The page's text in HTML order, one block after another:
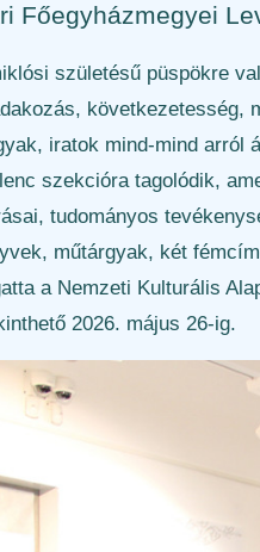
Főegyházmegyei
születésű püspökre
következetesség,
iratok mind-mind arról
szekcióra tagolódik,
tudományos
műtárgyak, két
a Nemzeti Kulturális
2026. május 26-ig.